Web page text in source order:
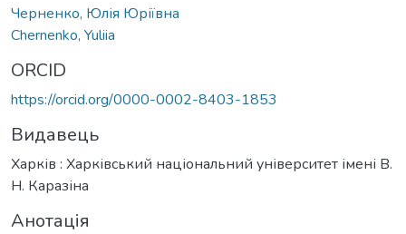
Черненко, Юлія Юріївна
Chernenko, Yuliia
ORCID
https://orcid.org/0000-0002-8403-1853
Видавець
Харків : Харківський національний університет імені В.
Н. Каразіна
Анотація